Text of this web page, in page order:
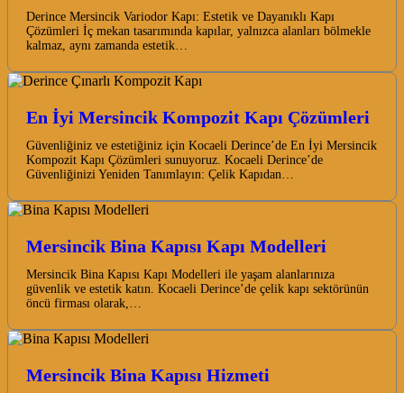
Derince Mersincik Variodor Kapı: Estetik ve Dayanıklı Kapı
Çözümleri İç mekan tasarımında kapılar, yalnızca alanları bölmekle
kalmaz, aynı zamanda estetik…
En İyi Mersincik Kompozit Kapı Çözümleri
Güvenliğiniz ve estetiğiniz için Kocaeli Derince’de En İyi Mersincik
Kompozit Kapı Çözümleri sunuyoruz. Kocaeli Derince’de
Güvenliğinizi Yeniden Tanımlayın: Çelik Kapıdan…
Mersincik Bina Kapısı Kapı Modelleri
Mersincik Bina Kapısı Kapı Modelleri ile yaşam alanlarınıza
güvenlik ve estetik katın. Kocaeli Derince’de çelik kapı sektörünün
öncü firması olarak,…
Mersincik Bina Kapısı Hizmeti